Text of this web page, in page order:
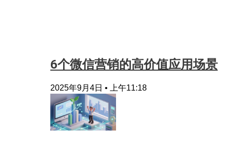
6个微信营销的高价值应用场景
2025年9月4日 上午11:18